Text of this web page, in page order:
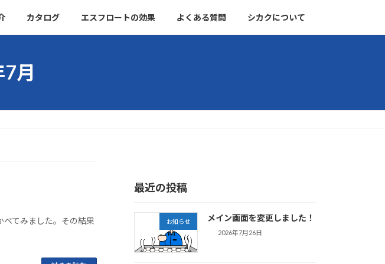
カタログ エスフロートの効果 よくある質問 シカクについて
月
てみました。その結果
最近の投稿
お知らせ メイン画面を変更しました！
2026年7月26日